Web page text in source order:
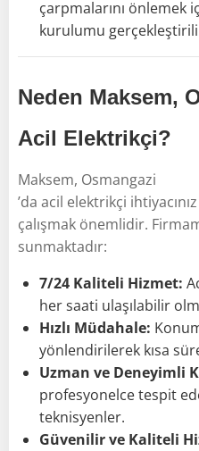
çarpmalarını önlemek
kurulumu
Neden Maksem,
Acil Elektrikçi?
Maksem, Osmangazi
’da acil elektrikçi
çalışmak önemlidir.
sunmaktadır:
7/24 Kaliteli Hizmet:
her saati ulaşılabilir
Hızlı Müdahale:
yönlendirilerek kısa
Uzman ve Deneyimli
profesyonelce tespit
teknisyenler.
Güvenilir ve Kaliteli